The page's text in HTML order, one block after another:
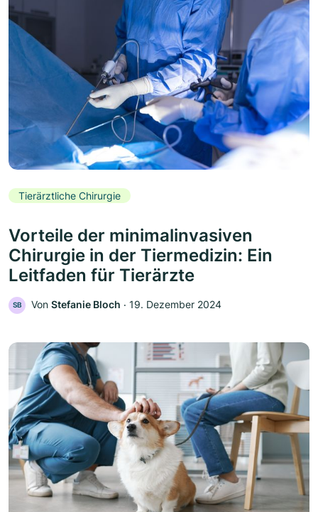
Tierärztliche Chirurgie
Vorteile der minimalinvasiven
Chirurgie in der Tiermedizin: Ein
Leitfaden für Tierärzte
SB Von Stefanie Bloch ‧ 19. Dezember 2024